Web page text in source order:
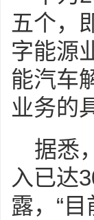
五个，
字能源
能汽车
业务的
据悉
入已达
露，“